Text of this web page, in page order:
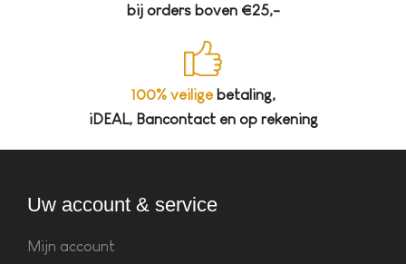
bij orders boven €25,-
100% veiligebetaling,
iDEAL, Bancontact en op rekening
Uw account & service
Mijn account